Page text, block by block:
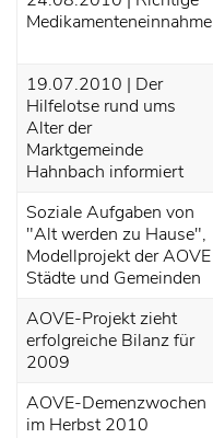
Medikamenteneinnahme
19.07.2010 | Der
Hilfelotse rund ums
Alter der
Marktgemeinde
Hahnbach informiert
Soziale Aufgaben von
"Alt werden zu Hause",
Modellprojekt der AOVE
Städte und Gemeinden
AOVE-Projekt zieht
erfolgreiche Bilanz für
2009
AOVE-Demenzwochen
im Herbst 2010